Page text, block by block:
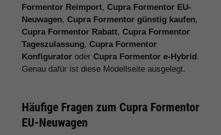
Formentor Reimport, Cupra Formentor EU-
Neuwagen, Cupra Formentor günstig kaufen,
Cupra Formentor Rabatt, Cupra Formentor
Tageszulassung, Cupra Formentor
Konfigurator oder Cupra Formentor e-Hybrid.
Genau dafür ist diese Modellseite ausgelegt.
Häufige Fragen zum Cupra Formentor
EU-Neuwagen